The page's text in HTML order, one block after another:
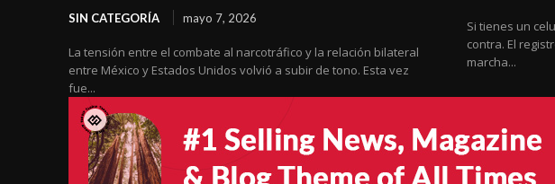
SIN CATEGORÍA mayo 7, 2026
La tensión entre el combate al narcotráfico y la relación bilateral
entre México y Estados Unidos volvió a subir de tono. Esta vez
fue...
Si tienes un
contra. El
marcha...